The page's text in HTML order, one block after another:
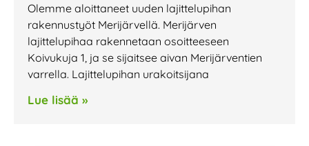
Olemme aloittaneet uuden lajittelupihan
rakennustyöt Merijärvellä. Merijärven
lajittelupihaa rakennetaan osoitteeseen
Koivukuja 1, ja se sijaitsee aivan Merijärventien
varrella. Lajittelupihan urakoitsijana
Lue lisää »